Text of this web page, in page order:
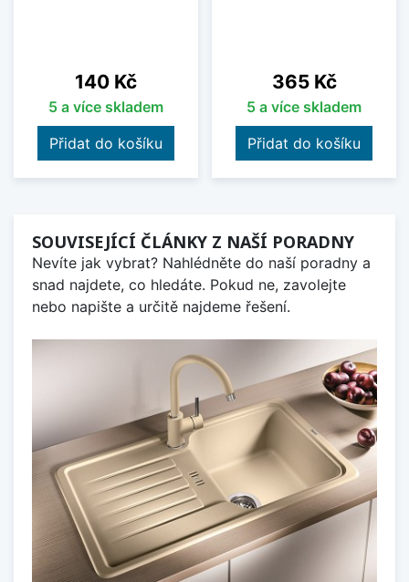
Cena
140 Kč
5 a více skladem
Přidat do košíku
Cena
365 Kč
5 a více skladem
Přidat do košíku
SOUVISEJÍCÍ ČLÁNKY Z NAŠÍ PORADNY
Nevíte jak vybrat? Nahlédněte do naší poradny a
snad najdete, co hledáte. Pokud ne, zavolejte
nebo napište a určitě najdeme řešení.